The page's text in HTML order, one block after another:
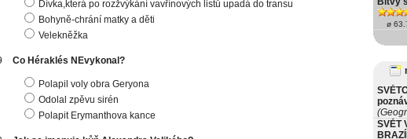
Dívka,která po rozžvýkání vavřínových listů upadá do transu
Bohyně-chrání matky a děti
Velekněžka
Co Héraklés NEvykonal?
Polapil voly obra Geryona
Odolal zpěvu sirén
Polapit Erymanthova kance
ø
SVĚT